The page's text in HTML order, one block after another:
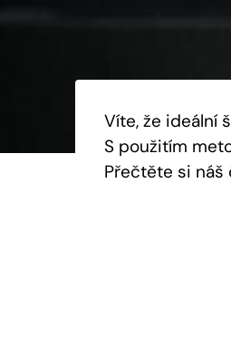
Víte, že ideální
S použitím
Přečtěte si náš